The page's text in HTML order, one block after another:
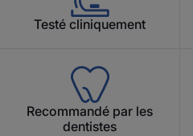
Testé cliniquement
Recommandé par les
dentistes